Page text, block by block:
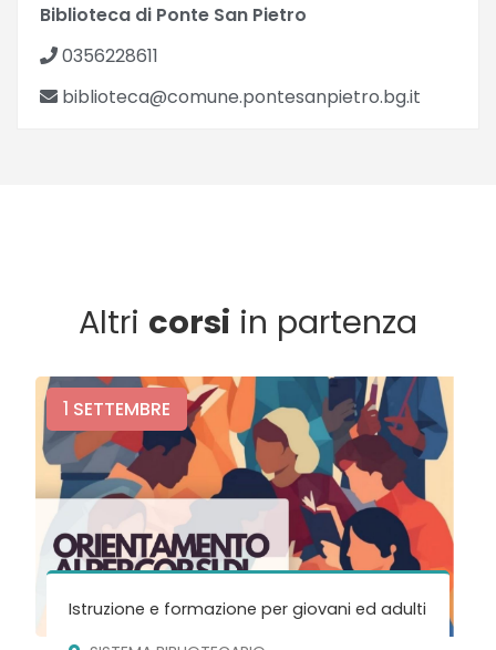
Biblioteca di Ponte San Pietro
0356228611
biblioteca@comune.pontesanpietro.bg.it
Altri corsi in partenza
1 SETTEMBRE
Istruzione e formazione per giovani ed adulti